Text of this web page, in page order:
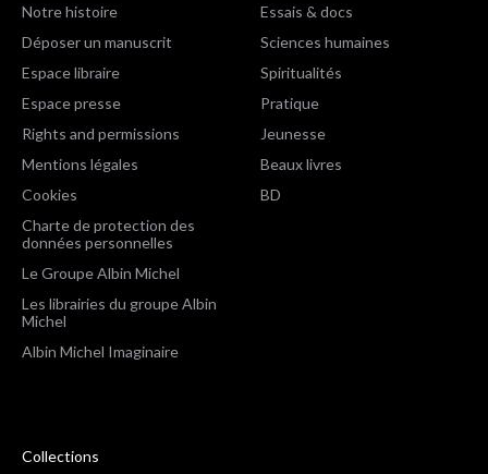
Notre histoire
Déposer un manuscrit
Espace libraire
Espace presse
Rights and permissions
Mentions légales
Cookies
Charte de protection des
données personnelles
Le Groupe Albin Michel
Les librairies du groupe Albin
Michel
Albin Michel Imaginaire
Essais & docs
Sciences humaines
Spiritualités
Pratique
Jeunesse
Beaux livres
BD
Collections